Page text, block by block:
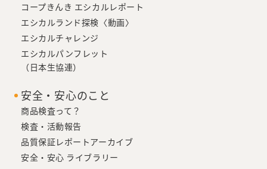
コープきんき エシカルレポート
エシカルランド探検〈動画〉
エシカルチャレンジ
エシカルパンフレット
（日本生協連）
安全・安心のこと
商品検査って？
検査・活動報告
品質保証レポートアーカイブ
安全・安心 ライブラリー